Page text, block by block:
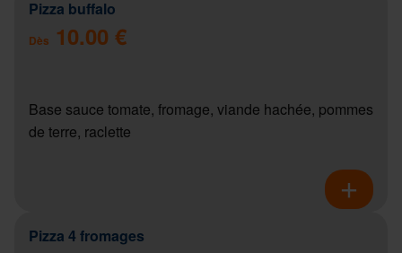
Pizza buffalo
Dès 10.00 €
Base sauce tomate, fromage, viande hachée, pommes
de terre, raclette
Pizza 4 fromages